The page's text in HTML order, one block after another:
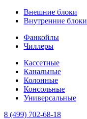
Внешние блоки
Внутренние блоки
Фанкойлы
Чиллеры
Кассетные
Канальные
Колонные
Консольные
Универсальные
8 (499) 702-68-18